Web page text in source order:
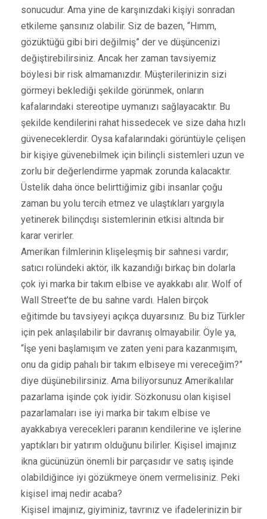
sonucudur. Ama yine de karşınızdaki kişiyi sonradan
etkileme şansınız olabilir. Siz de bazen, “Hımm,
gözüktüğü gibi biri değilmiş” der ve düşüncenizi
değiştirebilirsiniz. Ancak her zaman tavsiyemiz
böylesi bir risk almamanızdır. Müşterilerinizin sizi
görmeyi beklediği şekilde görünmek, onların
kafalarındaki stereotipe uymanızı sağlayacaktır. Bu
şekilde kendilerini rahat hissedecek ve size daha hızlı
güveneceklerdir. Oysa kafalarındaki görüntüyle çelişen
bir kişiye güvenebilmek için bilinçli sistemleri uzun ve
zorlu bir değerlendirme yapmak zorunda kalacaktır.
Üstelik daha önce belirttiğimiz gibi insanlar çoğu
zaman bu yolu tercih etmez ve ulaştıkları yargıyla
yetinerek bilinçdışı sistemlerinin etkisi altında bir
karar verirler.
Amerikan filmlerinin klişeleşmiş bir sahnesi vardır;
satıcı rolündeki aktör, ilk kazandığı birkaç bin dolarla
çok iyi marka bir takım elbise ve ayakkabı alır. Wolf of
Wall Street’te de bu sahne vardı. Halen birçok
eğitimde bu tavsiyeyi açıkça duyarsınız. Bu biz Türkler
için pek anlaşılabilir bir davranış olmayabilir. Öyle ya,
“İşe yeni başlamışım ve zaten yeni para kazanmışım,
onu da gidip pahalı bir takım elbiseye mi vereceğim?”
diye düşünebilirsiniz. Ama biliyorsunuz Amerikalılar
pazarlama işinde çok iyidir. Sözkonusu olan kişisel
pazarlamaları ise iyi marka bir takım elbise ve
ayakkabıya verecekleri paranın kendilerine ve işlerine
yaptıkları bir yatırım olduğunu bilirler. Kişisel imajınız
ikna gücünüzün önemli bir parçasıdır ve satış işinde
olabildiğince iyi gözükmeye önem vermelisiniz. Peki
kişisel imaj nedir acaba?
Kişisel imajınız, giyiminiz, tavrınız ve ifadelerinizin bir